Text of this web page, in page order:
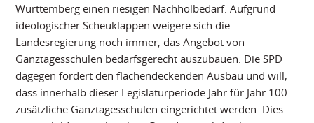
Württemberg einen riesigen Nachholbedarf. Aufgrund
ideologischer Scheuklappen weigere sich die
Landesregierung noch immer, das Angebot von
Ganztagesschulen bedarfsgerecht auszubauen. Die SPD
dagegen fordert den flächendeckenden Ausbau und will,
dass innerhalb dieser Legislaturperiode Jahr für Jahr 100
zusätzliche Ganztagesschulen eingerichtet werden. Dies